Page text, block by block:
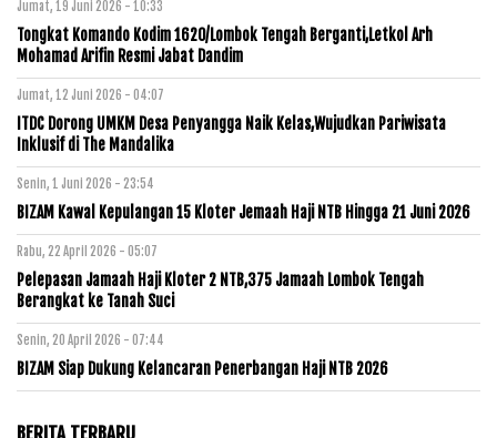
Jumat, 19 Juni 2026 - 10:33
Tongkat Komando Kodim 1620/Lombok Tengah Berganti,Letkol Arh
Mohamad Arifin Resmi Jabat Dandim
Jumat, 12 Juni 2026 - 04:07
ITDC Dorong UMKM Desa Penyangga Naik Kelas,Wujudkan Pariwisata
Inklusif di The Mandalika
Senin, 1 Juni 2026 - 23:54
BIZAM Kawal Kepulangan 15 Kloter Jemaah Haji NTB Hingga 21 Juni 2026
Rabu, 22 April 2026 - 05:07
Pelepasan Jamaah Haji Kloter 2 NTB,375 Jamaah Lombok Tengah
Berangkat ke Tanah Suci
Senin, 20 April 2026 - 07:44
BIZAM Siap Dukung Kelancaran Penerbangan Haji NTB 2026
BERITA TERBARU